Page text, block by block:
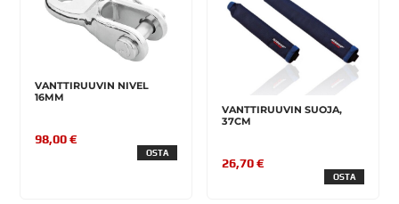
VANTTIRUUVIN NIVEL
16MM
98,00 €
OSTA
VANTTIRUUVIN SUOJA,
37CM
26,70 €
OSTA